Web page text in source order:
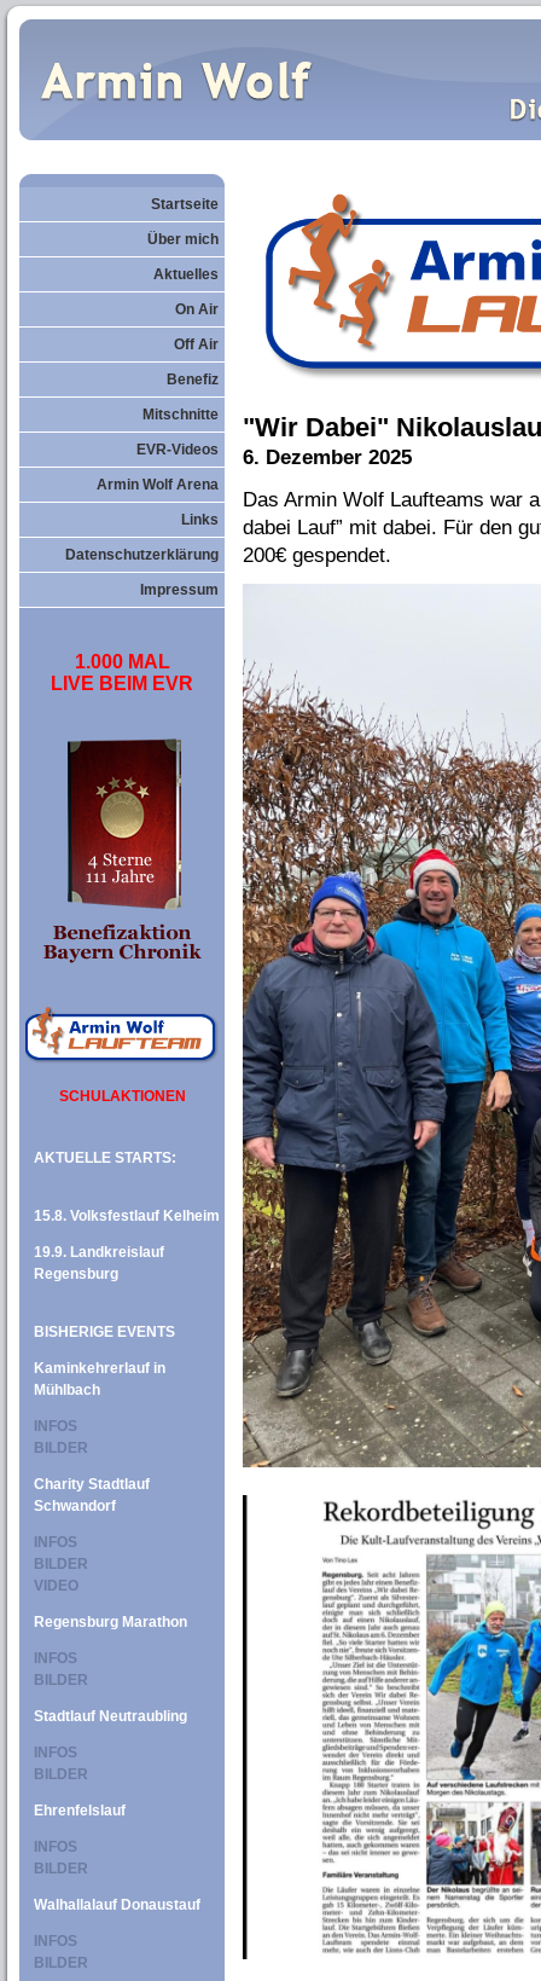
Startseite
Über mich
Aktuelles
On Air
Off Air
Benefiz
Mitschnitte
EVR-Videos
Armin Wolf Arena
Links
Datenschutzerklärung
Impressum
1.000 MAL
LIVE BEIM EVR
SCHULAKTIONEN
AKTUELLE STARTS:
15.8. Volksfestlauf Kelheim
19.9. Landkreislauf
Regensburg
BISHERIGE EVENTS
Kaminkehrerlauf in
Mühlbach
INFOS
BILDER
Charity Stadtlauf
Schwandorf
INFOS
BILDER
VIDEO
Regensburg Marathon
INFOS
BILDER
Stadtlauf Neutraubling
INFOS
BILDER
Ehrenfelslauf
INFOS
BILDER
Walhallalauf Donaustauf
INFOS
BILDER
"Wir Dabei"
6. Dezember 2025
Das Armin Wolf Laufteams war
dabei Lauf” mit dabei. Für den
200€ gespendet.